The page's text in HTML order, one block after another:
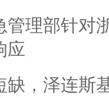
管理部针对
应
缺，泽连斯